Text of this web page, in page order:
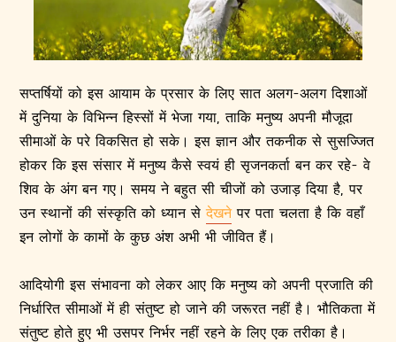
सप्तर्षियों को इस आयाम के प्रसार के लिए सात अलग-अलग दिशाओं
में दुनिया के विभिन्न हिस्सों में भेजा गया, ताकि मनुष्य अपनी मौजूदा
सीमाओं के परे विकसित हो सके। इस ज्ञान और तकनीक से सुसज्जित
होकर कि इस संसार में मनुष्य कैसे स्वयं ही सृजनकर्ता बन कर रहे- वे
शिव के अंग बन गए। समय ने बहुत सी चीजों को उजाड़ दिया है, पर
उन स्थानों की संस्कृति को ध्यान सेदेखनेपर पता चलता है कि वहाँ
इन लोगों के कामों के कुछ अंश अभी भी जीवित हैं।
आदियोगी इस संभावना को लेकर आए कि मनुष्य को अपनी प्रजाति की
निर्धारित सीमाओं में ही संतुष्ट हो जाने की जरूरत नहीं है। भौतिकता में
संतुष्ट होते हुए भी उसपर निर्भर नहीं रहने के लिए एक तरीका है।